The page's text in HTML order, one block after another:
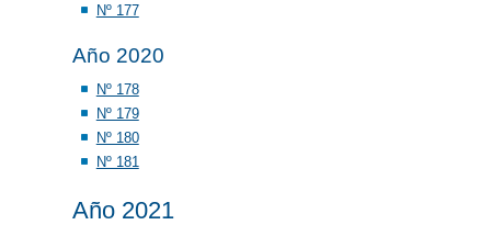
Nº 177
Año 2020
Nº 178
Nº 179
Nº 180
Nº 181
Año 2021